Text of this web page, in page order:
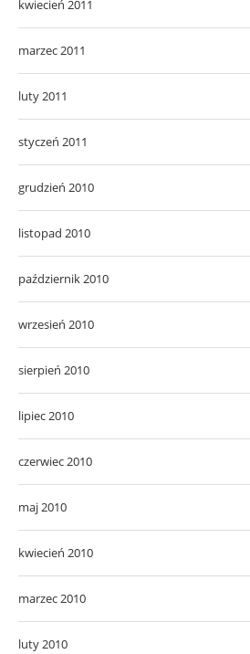
kwiecień 2011
marzec 2011
luty 2011
styczeń 2011
grudzień 2010
listopad 2010
październik 2010
wrzesień 2010
sierpień 2010
lipiec 2010
czerwiec 2010
maj 2010
kwiecień 2010
marzec 2010
luty 2010